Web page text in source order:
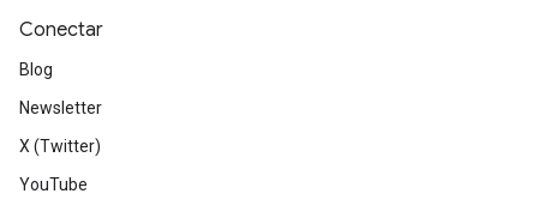
Conectar
Blog
Newsletter
X (Twitter)
YouTube